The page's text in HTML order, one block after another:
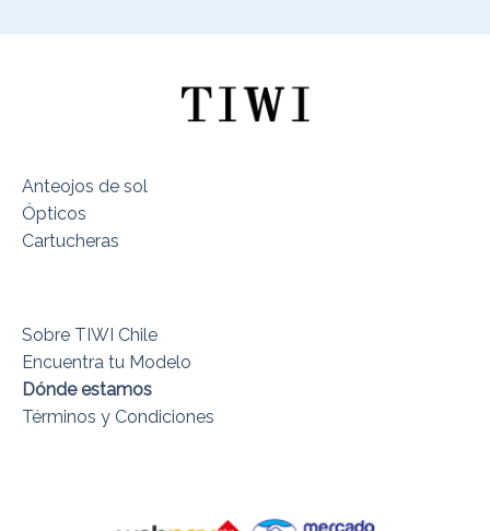
Anteojos de sol
Ópticos
Cartucheras
Sobre TIWI Chile
Encuentra tu Modelo
Dónde estamos
Términos y Condiciones